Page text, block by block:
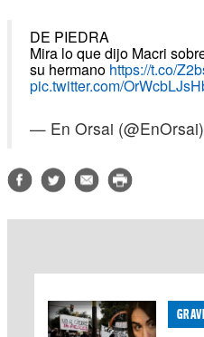
DE PIEDRA
Mira lo que dijo Macri
su hermano https://t.co/
pic.twitter.com/
— En Orsai (@EnOrsai)